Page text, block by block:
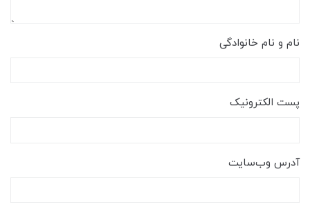
نام و نام خانوادگی
پست الکترونیک
آدرس وب‌سایت